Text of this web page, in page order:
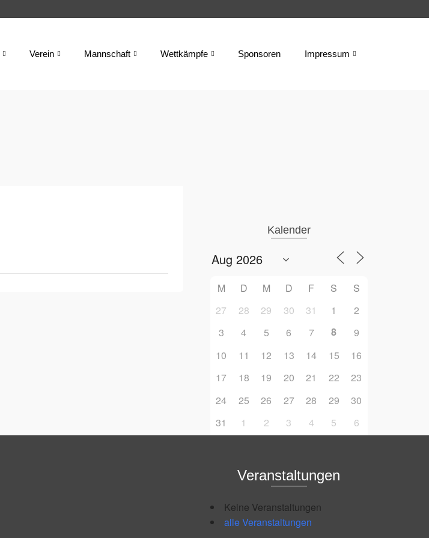
Verein Mannschaft Wettkämpfe Sponsoren Impressum
Kalender
M D M D F S
S
27
28 29 30 31 1
2
3
4 5 6 7 8
9
10
11 12 13 14 15
16
17
18 19 20 21 22
23
24
25 26 27 28 29
30
31
1 2 3 4 5 6
Veranstaltungen
Keine Veranstaltungen
alle Veranstaltungen